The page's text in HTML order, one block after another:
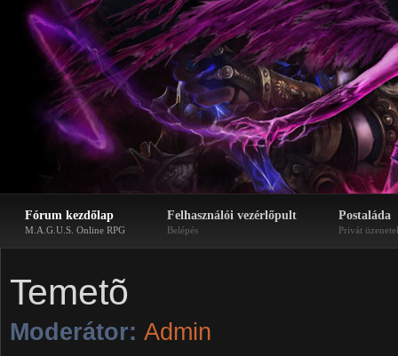
Fórum kezdőlap
M.A.G.U.S. Online RPG
Felhasználói vezérlőpult
Belépés
Postaláda
Privát
Temetõ
Moderátor: Admin